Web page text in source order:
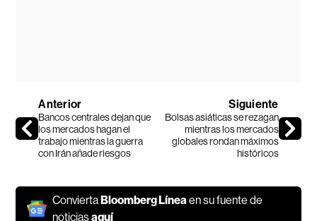
Anterior
Bancos centrales dejan que
los mercados hagan el
trabajo mientras la guerra
con Irán añade riesgos
Siguiente
Bolsas asiáticas se rezagan
mientras los mercados
globales rondan máximos
históricos
ConviertaBloomberg Línea en su fuente de
noticiasaquí